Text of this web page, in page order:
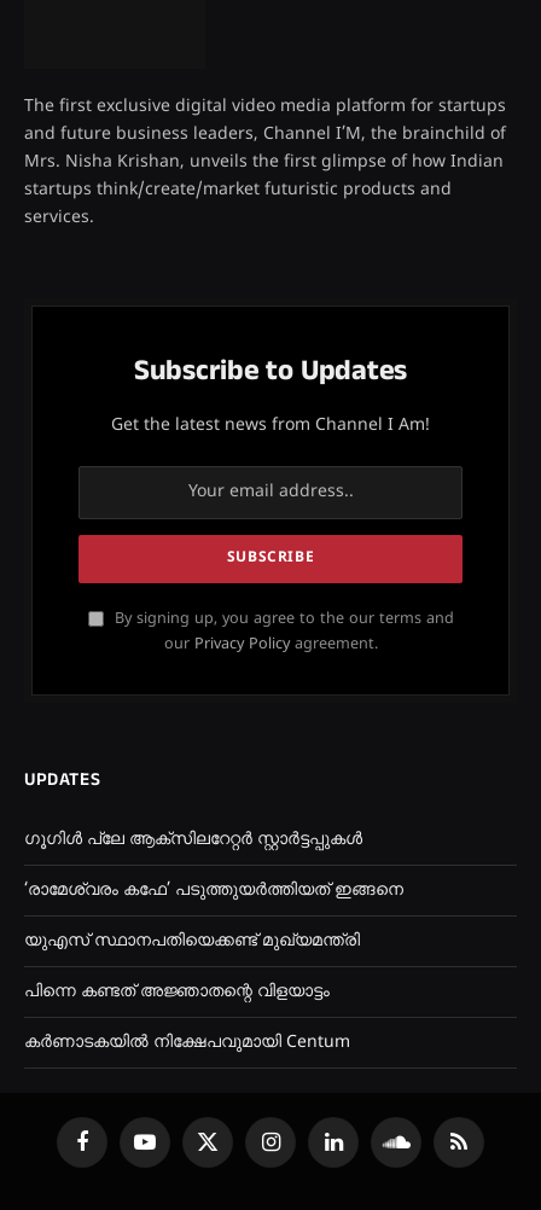
The first exclusive digital video media platform for startups
and future business leaders, Channel I’M, the brainchild of
Mrs. Nisha Krishan, unveils the first glimpse of how Indian
startups think/create/market futuristic products and
services.
Subscribe to Updates
Get the latest news from Channel I Am!
By signing up, you agree to the our terms and
our Privacy Policyagreement.
UPDATES
ഗൂഗിൾ പ്ലേ ആക്സിലറേറ്റർ സ്റ്റാർട്ടപ്പുകൾ
‘രാമേശ്വരം കഫേ’ പടുത്തുയർത്തിയത് ഇങ്ങനെ
യുഎസ് സ്ഥാനപതിയെക്കണ്ട് മുഖ്യമന്ത്രി
പിന്നെ കണ്ടത് അജ്ഞാതന്റെ വിളയാട്ടം
കർണാടകയിൽ നിക്ഷേപവുമായി Centum
FacebookYouTubeX
(Twitter)
InstagramLinkedInSoundCloud
RSS